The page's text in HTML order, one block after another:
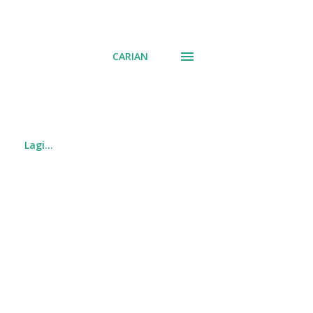
CARIAN
Lagi…